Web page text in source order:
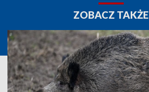
ZOBACZ TAKŻE